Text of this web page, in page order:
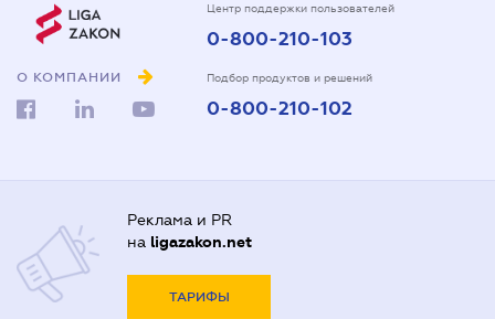
О КОМПАНИИ
Центр поддержки пользователей
0-800-210-103
Подбор продуктов и решений
0-800-210-102
Реклама и PR
на ligazakon.net
ТАРИФЫ